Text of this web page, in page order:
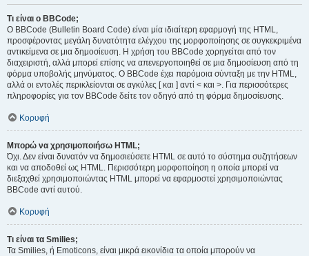
Τι είναι ο BBCode;
Ο BBCode (Bulletin Board Code) είναι μία ιδιαίτερη εφαρμογή της HTML,
προσφέροντας μεγάλη δυνατότητα ελέγχου της μορφοποίησης σε συγκεκριμένα
αντικείμενα σε μια δημοσίευση. Η χρήση του BBCode χορηγείται από τον
διαχειριστή, αλλά μπορεί επίσης να απενεργοποιηθεί σε μια δημοσίευση από τη
φόρμα υποβολής μηνύματος. Ο BBCode έχει παρόμοια σύνταξη με την HTML,
αλλά οι εντολές περικλείονται σε αγκύλες [ και ] αντί < και >. Για περισσότερες
πληροφορίες για τον BBCode δείτε τον οδηγό από τη φόρμα δημοσίευσης.
Κορυφή
Μπορώ να χρησιμοποιήσω HTML;
Όχι. Δεν είναι δυνατόν να δημοσιεύσετε HTML σε αυτό το σύστημα συζητήσεων
και να αποδοθεί ως HTML. Περισσότερη μορφοποίηση η οποία μπορεί να
διεξαχθεί χρησιμοποιώντας HTML μπορεί να εφαρμοστεί χρησιμοποιώντας
BBCode αντί αυτού.
Κορυφή
Τι είναι τα Smilies;
Τα Smilies, ή Emoticons, είναι μικρά εικονίδια τα οποία μπορούν να